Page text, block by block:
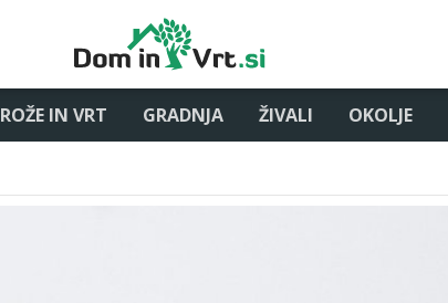
ROŽE IN VRT GRADNJA ŽIVALI OKOLJE